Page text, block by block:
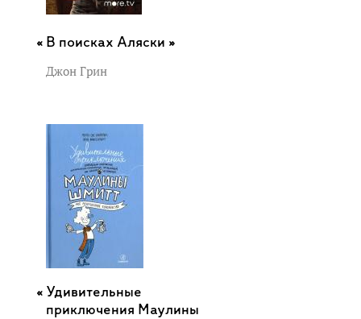
В поисках Аляски »
Джон Грин
Удивительные
приключения Маулины